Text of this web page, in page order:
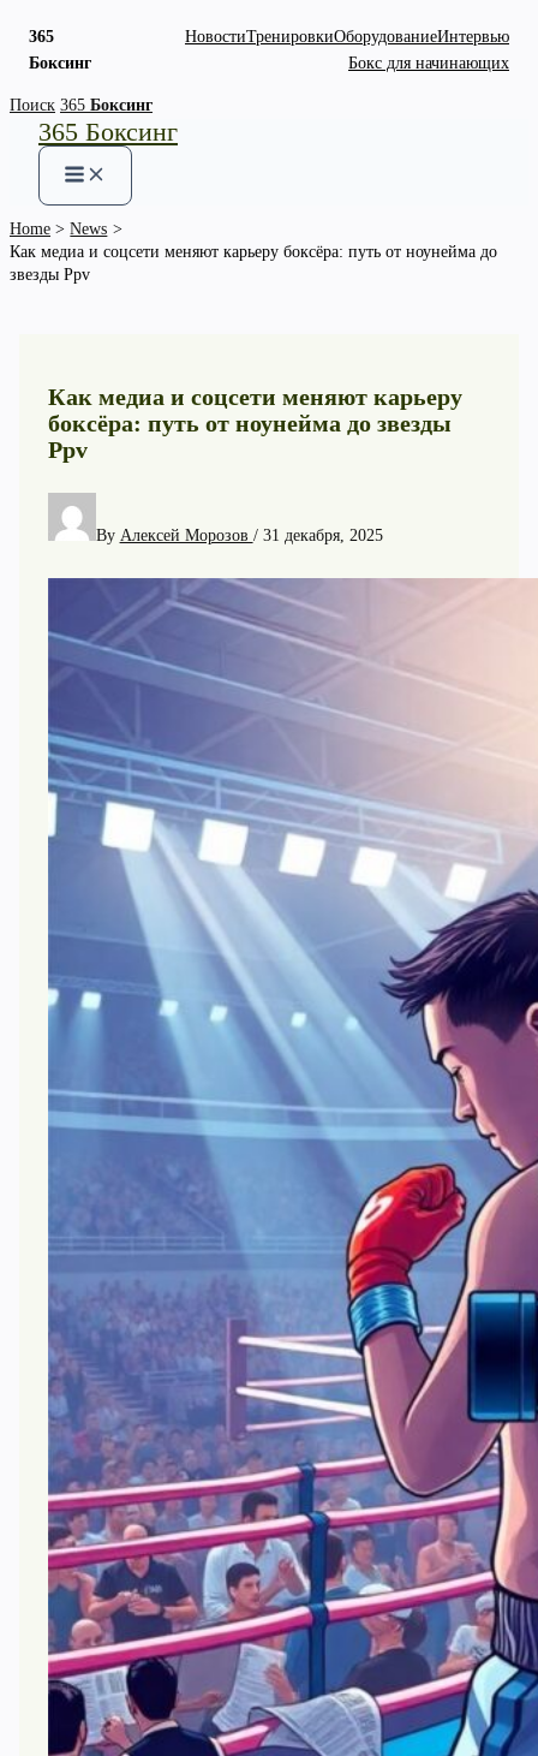
365
Боксинг
НовостиТренировкиОборудованиеИнтервью
Бокс для начинающих
Skip
content
Поиск 365 Боксинг
365 Боксинг
Home
News
Как медиа и соцсети меняют карьеру боксёра: путь от ноунейма до
звезды Ppv
Как медиа и соцсети меняют карьеру
боксёра: путь от ноунейма до звезды
Ppv
By Алексей Морозов / 31 декабря, 2025